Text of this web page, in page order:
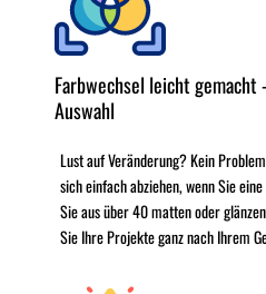
Farbwechsel leicht gemacht
Auswahl
Lust auf Veränderung? Kein
sich einfach abziehen, wenn Sie
Sie aus über 40 matten oder
Sie Ihre Projekte ganz nach Ihrem